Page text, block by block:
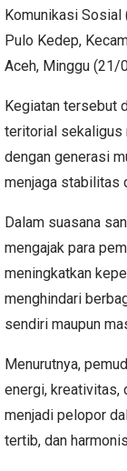
Komunikasi Sosial
Pulo Kedep,
Aceh, Minggu (21/
Kegiatan tersebut
teritorial sekaligus
dengan generasi
menjaga stabilitas
Dalam suasana
mengajak para
meningkatkan
menghindari
sendiri maupun
Menurutnya,
energi, kreativitas,
menjadi pelopor
tertib, dan